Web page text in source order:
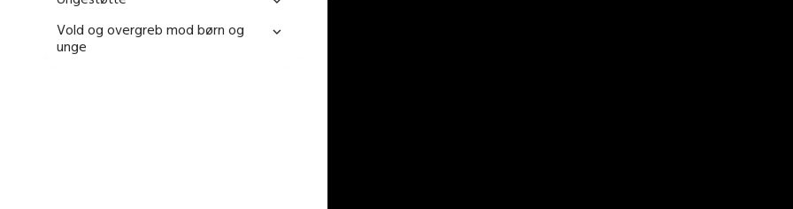
Vold og overgreb mod børn og
unge